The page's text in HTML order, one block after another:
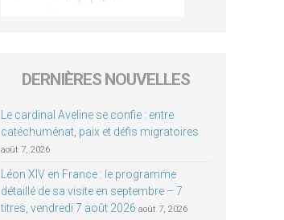
DERNIÈRES NOUVELLES
Le cardinal Aveline se confie : entre
catéchuménat, paix et défis migratoires
août 7, 2026
Léon XIV en France : le programme
détaillé de sa visite en septembre – 7
titres, vendredi 7 août 2026 août 7, 2026